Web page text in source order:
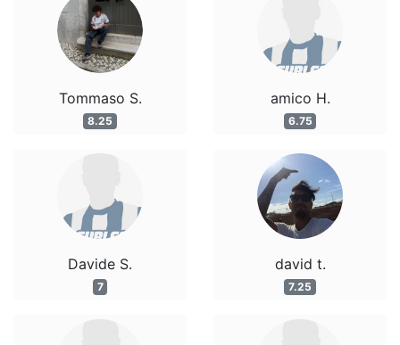
Tommaso S.
8.25
Davide S.
7
amico H.
6.75
david t.
7.25